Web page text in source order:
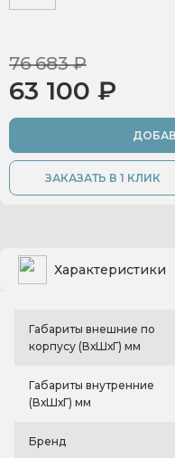
76 683 ₽
63 100 ₽
ЗАКАЗАТЬ В 1 КЛИК
Характеристики
Габариты внешние по
корпусу (ВхШхГ) мм
Габариты внутренние
(ВхШхГ) мм
Бренд